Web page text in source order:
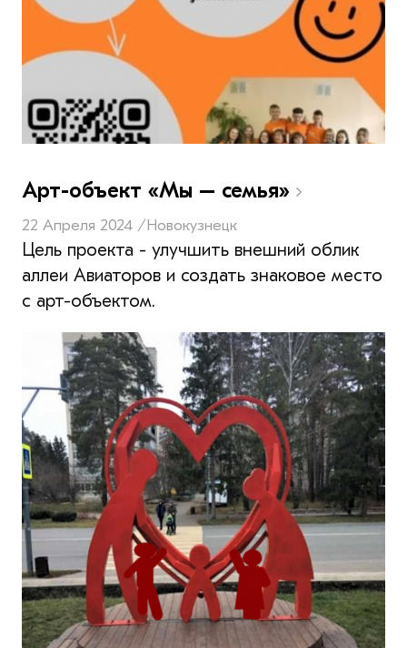
Арт-объект «Мы – семья»
22 Апреля 2024 /Новокузнецк
Цель проекта - улучшить внешний облик
аллеи Авиаторов и создать знаковое место
с арт-объектом.